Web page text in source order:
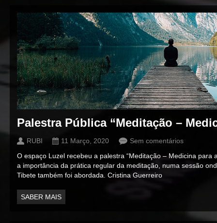
Palestra Pública “Meditação –
RUBI 11 Março, 2020
Sem comentários
O espaço Luzel recebeu a palestra “Meditação – Medicina para
a importância da prática regular da meditação, numa sessão
Tibete também foi abordada. Cristina Guerreiro
SABER MAIS